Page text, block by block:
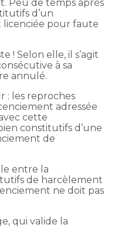
Peu de temps après
d’un
licenciée pour faute
! Selon elle, il s’agit
à sa
annulé.
: les reproches
adressée
cette
constitutifs d’une
de
entre la
de harcèlement
ne doit pas
qui valide la